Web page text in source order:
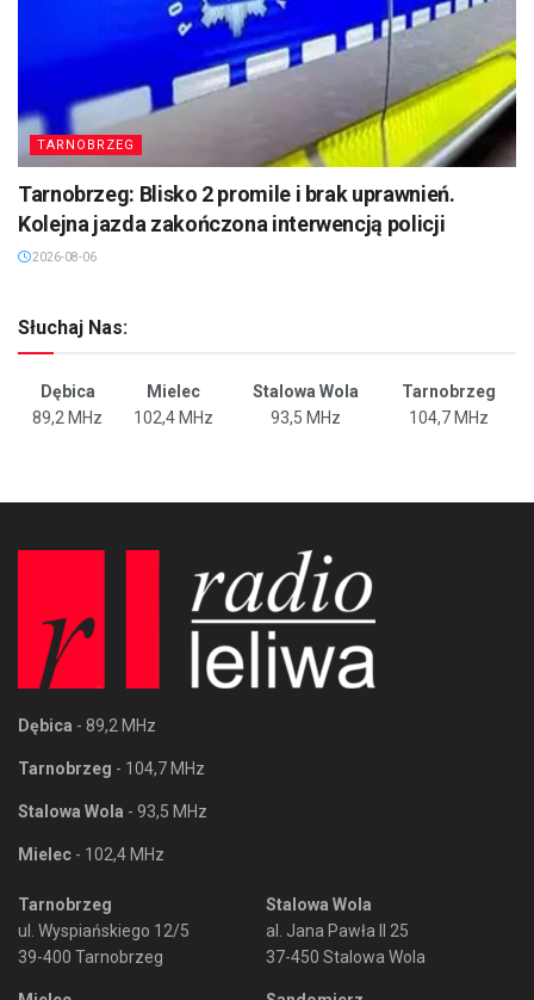
TARNOBRZEG
Tarnobrzeg: Blisko 2 promile i brak uprawnień.
Kolejna jazda zakończona interwencją policji
2026-08-06
Słuchaj Nas:
Dębica Mielec Stalowa Wola
Tarnobrzeg
89,2 MHz
102,4 MHz 93,5 MHz 104,7 MHz
Dębica - 89,2 MHz
Tarnobrzeg - 104,7 MHz
Stalowa Wola - 93,5 MHz
Mielec - 102,4 MHz
Tarnobrzeg
ul. Wyspiańskiego 12/5
39-400 Tarnobrzeg
Stalowa Wola
al. Jana Pawła II 25
37-450 Stalowa Wola